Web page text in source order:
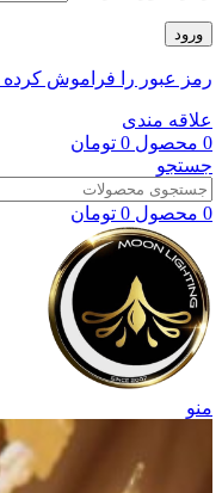
ورود
رمز عبور را فراموش کرده
علاقه مندی
0 محصول 0 تومان
جستجو
0 محصول 0 تومان
منو